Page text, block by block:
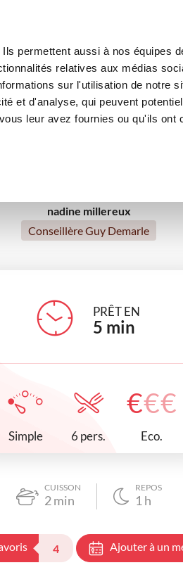
permettent aussi à nos équipes
relatives aux médias
sur l'utilisation de notre
et d'analyse, qui peuvent
leur avez fournies ou qu'ils ont
sucré
Petit déjeuner Tea time
Recettes traditionnelles
nadine millereux
Conseillère Guy Demarle
PRÊT EN
5 min
Simple 6 pers.
€€€
Eco.
CUISSON
2min
REPOS
1 h
4 Ajouter à un